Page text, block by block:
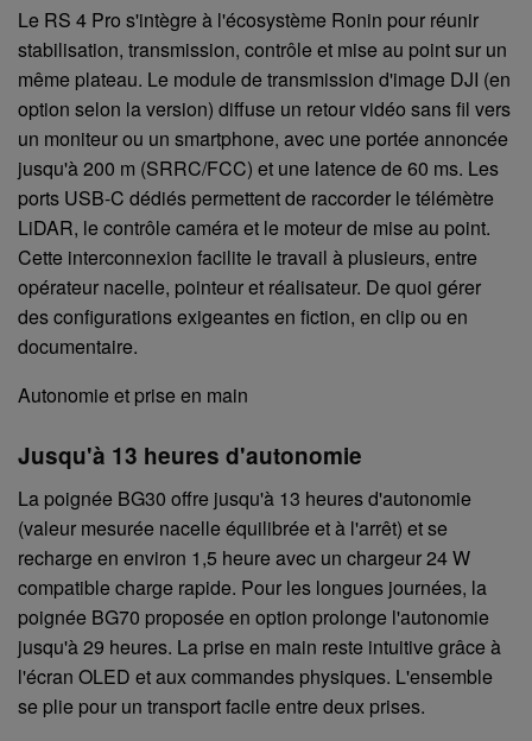
Le RS 4 Pro s'intègre à l'écosystème Ronin pour réunir
stabilisation, transmission, contrôle et mise au point sur un
même plateau. Le module de transmission d'image DJI (en
option selon la version) diffuse un retour vidéo sans fil vers
un moniteur ou un smartphone, avec une portée annoncée
jusqu'à 200 m (SRRC/FCC) et une latence de 60 ms. Les
ports USB-C dédiés permettent de raccorder le télémètre
LiDAR, le contrôle caméra et le moteur de mise au point.
Cette interconnexion facilite le travail à plusieurs, entre
opérateur nacelle, pointeur et réalisateur. De quoi gérer
des configurations exigeantes en fiction, en clip ou en
documentaire.
Autonomie et prise en main
Jusqu'à 13 heures d'autonomie
La poignée BG30 offre jusqu'à 13 heures d'autonomie
(valeur mesurée nacelle équilibrée et à l'arrêt) et se
recharge en environ 1,5 heure avec un chargeur 24 W
compatible charge rapide. Pour les longues journées, la
poignée BG70 proposée en option prolonge l'autonomie
jusqu'à 29 heures. La prise en main reste intuitive grâce à
l'écran OLED et aux commandes physiques. L'ensemble
se plie pour un transport facile entre deux prises.